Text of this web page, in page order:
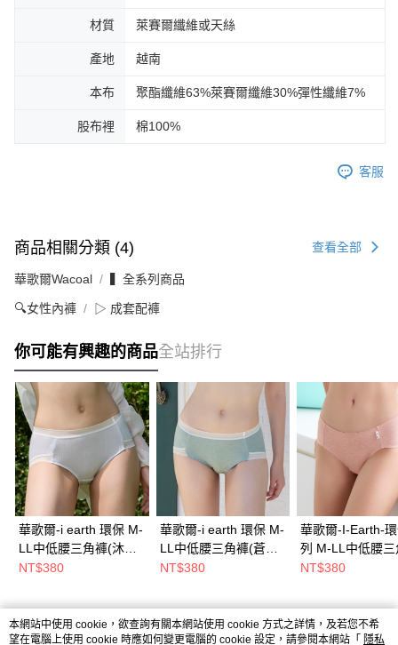
材質 萊賽爾纖維或天絲
產地 越南
本布 聚酯纖維63%萊賽爾纖維30%彈性纖維7%
股布裡 棉100%
客服
商品相關分類 (4) 查看全部
華歌爾Wacoal ▍全系列商品
🔍女性內褲 ▷ 成套配褲
你可能有興趣的商品全站排行
華歌爾-i earth 環保 M-
LL中低腰三角褲(沐光
灰) 搭配內褲-
NT$380
華歌爾-i earth 環保 M-
LL中低腰三角褲(蒼鬱
綠) 搭配內褲-
NT$380
華歌爾-I-Earth-
列 M-LL中低腰三
(憧憬膚)
NT$380
熱門標籤